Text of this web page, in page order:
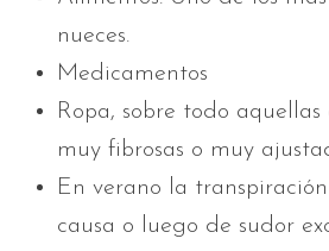
nueces.
Medicamentos
Ropa, sobre todo
muy fibrosas o muy
En verano la
causa o luego de sudor